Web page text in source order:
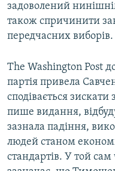
задоволений
також спричинити
передчасних виборів.
The Washington Post
партія привела
сподівається зискати
пише видання,
зазнала падіння,
людей станом
стандартів. У той